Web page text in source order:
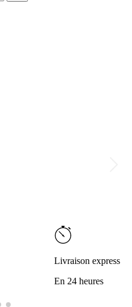
Livraison express
En 24 heures